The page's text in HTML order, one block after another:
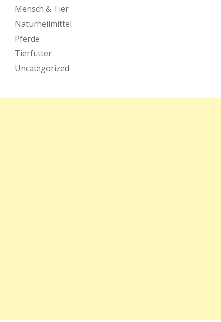
Mensch & Tier
Naturheilmittel
Pferde
Tierfutter
Uncategorized